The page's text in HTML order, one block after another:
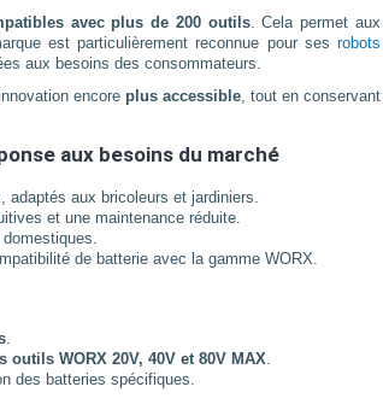
avec plus de 200 outils. Cela permet aux
est particulièrement reconnue pour ses robots
aux besoins des consommateurs.
encore plus accessible, tout en conservant
aux besoins du marché
adaptés aux bricoleurs et jardiniers.
et une maintenance réduite.
de batterie avec la gamme WORX.
.
WORX 20V, 40V et 80V MAX.
des batteries spécifiques.